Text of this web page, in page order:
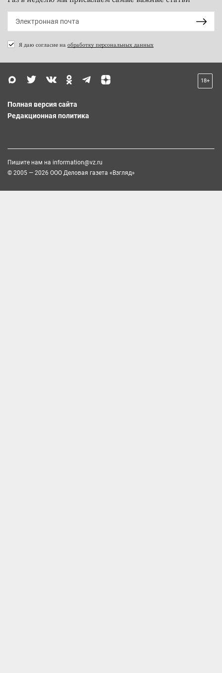
Я даю согласие на обработку персональных данных
18+
Полная версия сайта
Редакционная политика
Пишите нам на information@vz.ru
© 2005 — 2026 ООО Деловая газета «Взгляд»